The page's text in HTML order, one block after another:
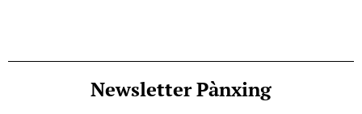
Newsletter Pànxing